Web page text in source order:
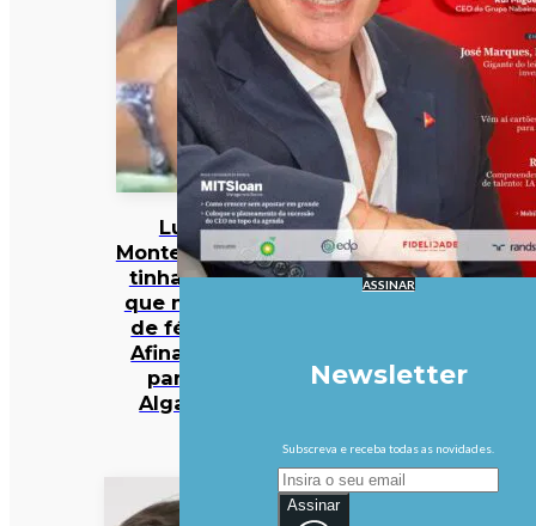
Luís
Montenegro
tinha dito
que não ia
de férias.
Afinal, foi
para o
Algarve
ASSINAR
Newsletter
Subscreva e receba todas as novidades.
Assinar